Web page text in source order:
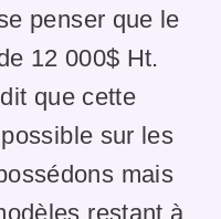
penser que le
12 000$ Ht.
que cette
sur les
mais
restant à